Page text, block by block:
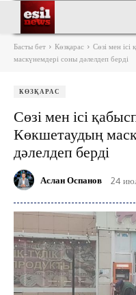
Басты бет Көзқарас
Сөзі мен
маскүнемдері соны дәлелдеп берді
КӨЗҚАРАС
Сөзі мен ісі
Көкшетаудың
дәлелдеп берді
Аслан Оспанов 24